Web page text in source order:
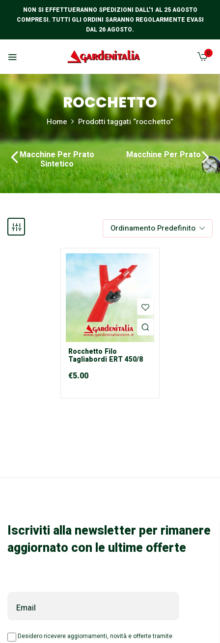
NON SI EFFETTUERANNO SPEDIZIONI DALL'1 AL 25 AGOSTO
COMPRESI. TUTTI GLI ORDINI SARANNO REGOLARMENTE EVASI
DAL 26 AGOSTO.
0
ROCCHETTO
Home Prodotti taggati “rocchetto”
Macchine Per Prato
Sintetico
Macchine Per Prato
Ordinamento Predefinito
Rocchetto Filo
Tagliabordi ERT 450/8
€5.00
Iscriviti alla newsletter per rimanere
aggiornato con le ultime offerte
Email
Desidero ricevere aggiornamenti, novità e offerte tramite